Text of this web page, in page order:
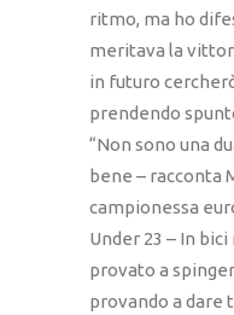
ritmo, ma ho
meritava la
in futuro
prendendo
“Non sono una
bene – racconta
campionessa
Under 23 – In
provato a
provando a dare